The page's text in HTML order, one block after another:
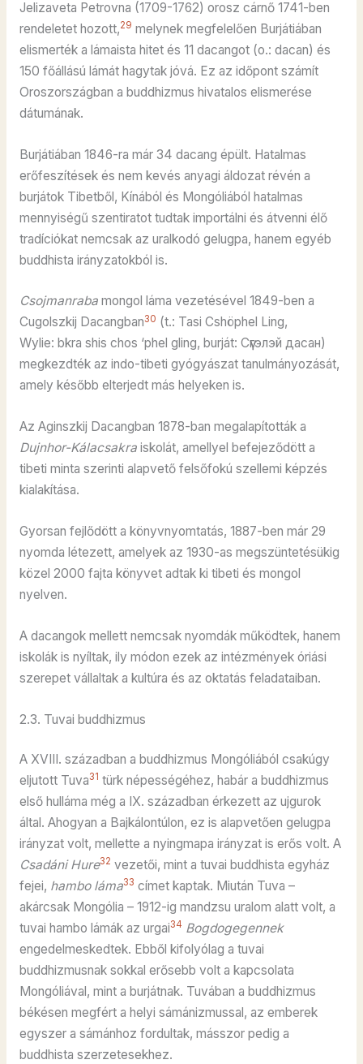
Jelizaveta Petrovna (1709-1762) orosz cárnő 1741-ben
rendeletet hozott,29 melynek megfelelően Burjátiában
elismerték a lámaista hitet és 11 dacangot (o.: dacan) és
150 főállású lámát hagytak jóvá. Ez az időpont számít
Oroszországban a buddhizmus hivatalos elismerése
dátumának.
Burjátiában 1846-ra már 34 dacang épült. Hatalmas
erőfeszítések és nem kevés anyagi áldozat révén a
burjátok Tibetből, Kínából és Mongóliából hatalmas
mennyiségű szentiratot tudtak importálni és átvenni élő
tradíciókat nemcsak az uralkodó gelugpa, hanem egyéb
buddhista irányzatokból is.
Csojmanrabamongol láma vezetésével 1849-ben a
Cugolszkij Dacangban30 (t.: Tasi Cshöphel Ling,
Wylie: bkra shis chos ‘phel gling, burját: Сүүгэлэй дасан)
megkezdték az indo-tibeti gyógyászat tanulmányozását,
amely később elterjedt más helyeken is.
Az Aginszkij Dacangban 1878-ban megalapították a
Dujnhor-Kálacsakraiskolát, amellyel befejeződött a
tibeti minta szerinti alapvető felsőfokú szellemi képzés
kialakítása.
Gyorsan fejlődött a könyvnyomtatás, 1887-ben már 29
nyomda létezett, amelyek az 1930-as megszüntetésükig
közel 2000 fajta könyvet adtak ki tibeti és mongol
nyelven.
A dacangok mellett nemcsak nyomdák működtek, hanem
iskolák is nyíltak, ily módon ezek az intézmények óriási
szerepet vállaltak a kultúra és az oktatás feladataiban.
2.3. Tuvai buddhizmus
A XVIII. században a buddhizmus Mongóliából csakúgy
eljutott Tuva31 türk népességéhez, habár a buddhizmus
első hulláma még a IX. században érkezett az ujgurok
által. Ahogyan a Bajkálontúlon, ez is alapvetően gelugpa
irányzat volt, mellette a nyingmapa irányzat is erős volt. A
Csadáni Hure32 vezetői, mint a tuvai buddhista egyház
fejei, hambo láma33 címet kaptak. Miután Tuva –
akárcsak Mongólia – 1912-ig mandzsu uralom alatt volt, a
tuvai hambo lámák az urgai34 Bogdogegennek
engedelmeskedtek. Ebből kifolyólag a tuvai
buddhizmusnak sokkal erősebb volt a kapcsolata
Mongóliával, mint a burjátnak. Tuvában a buddhizmus
békésen megfért a helyi sámánizmussal, az emberek
egyszer a sámánhoz fordultak, másszor pedig a
buddhista szerzetesekhez.